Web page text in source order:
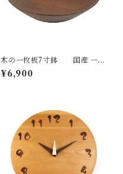
木の一枚板7寸鉢 国産 一点
物 SWING オリジナル テーブ
ルウェア 木の器 無垢 ナチュラ
¥6,900